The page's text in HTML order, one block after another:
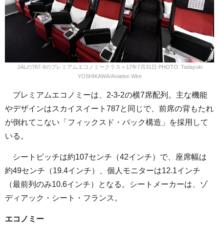
JALの787-9のプレミアムエコノミークラス＝17年7月31日 PHOTO: Tadayuki
YOSHIKAWA/Aviation Wire
プレミアムエコノミーは、2-3-2の横7席配列。主な機能
やデザインはスカイスイート787と同じで、前席の背もたれ
が倒れてこない「フィックスド・バック構造」を採用して
いる。
シートピッチは約107センチ（42インチ）で、座席幅は
約49センチ（19.4インチ）、個人モニターは12.1インチ
（最前列のみ10.6インチ）となる。シートメーカーは、ゾ
ディアック・シート・フランス。
エコノミー